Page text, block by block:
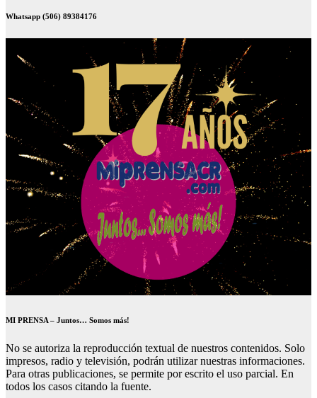
Whatsapp (506) 89384176
MI PRENSA – Juntos… Somos más!
No se autoriza la reproducción textual de nuestros contenidos. Solo
impresos, radio y televisión, podrán utilizar nuestras informaciones.
Para otras publicaciones, se permite por escrito el uso parcial. En
todos los casos citando la fuente.